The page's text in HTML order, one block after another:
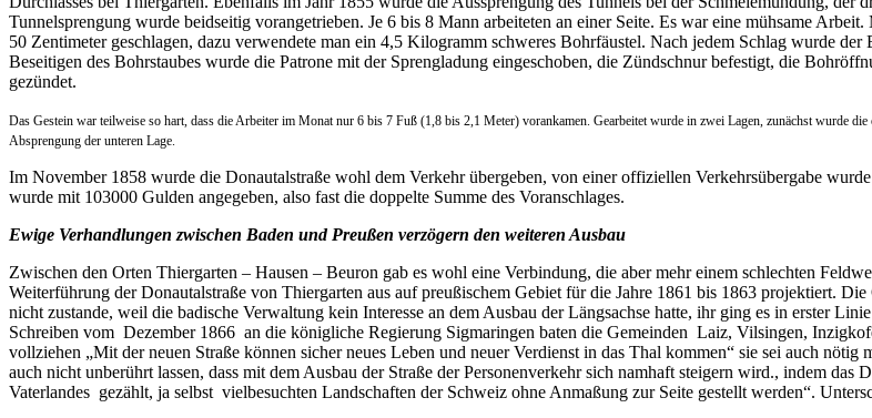
Tunnelsprengung wurde beidseitig vorangetrieben. Je 6 bis 8 Mann arbeiteten an einer Seite. Es war eine mühsame
50 Zentimeter geschlagen, dazu verwendete man ein 4,5 Kilogramm schweres Bohrfäustel. Nach jedem Schlag wurde
Beseitigen des Bohrstaubes wurde die Patrone mit der Sprengladung eingeschoben, die Zündschnur befestigt, die
gezündet.
Das Gestein war teilweise so hart, dass die Arbeiter im Monat nur 6 bis 7 Fuß (1,8 bis 2,1 Meter) vorankamen. Gearbeitet wurde in zwei Lagen, zunächst wurde
Absprengung der unteren Lage.
Im November 1858 wurde die Donautalstraße wohl dem Verkehr übergeben, von einer offiziellen Verkehrsübergabe
wurde mit 103000 Gulden angegeben, also fast die doppelte Summe des Voranschlages.
Ewige Verhandlungen zwischen Baden und Preußen verzögern den weiteren Ausbau
Zwischen den Orten Thiergarten – Hausen – Beuron gab es wohl eine Verbindung, die aber mehr einem schlechten
Weiterführung der Donautalstraße von Thiergarten aus auf preußischem Gebiet für die Jahre 1861 bis 1863 projektiert.
nicht zustande, weil die badische Verwaltung kein Interesse an dem Ausbau der Längsachse hatte, ihr ging es in erster
Schreiben vom Dezember 1866 an die königliche Regierung Sigmaringen baten die Gemeinden Laiz, Vilsingen,
vollziehen „Mit der neuen Straße können sicher neues Leben und neuer Verdienst in das Thal kommen“ sie sei auch
auch nicht unberührt lassen, dass mit dem Ausbau der Straße der Personenverkehr sich namhaft steigern wird., indem
Vaterlandes gezählt, ja selbst vielbesuchten Landschaften der Schweiz ohne Anmaßung zur Seite gestellt werden“.